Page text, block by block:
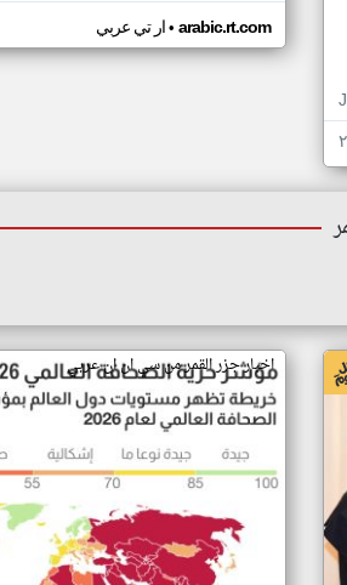
ار تي عربي• arabic.rt.com
اخبار جزر القمر من سي ان ان عربي